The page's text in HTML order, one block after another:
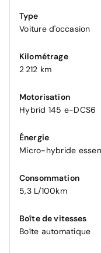
Type
Voiture d'occasion
Kilométrage
2 212 km
Motorisation
Hybrid 145 e-DCS6
Énergie
Micro-hybride
Consommation
5,3 L/100km
Boîte de vitesses
Boîte automatique